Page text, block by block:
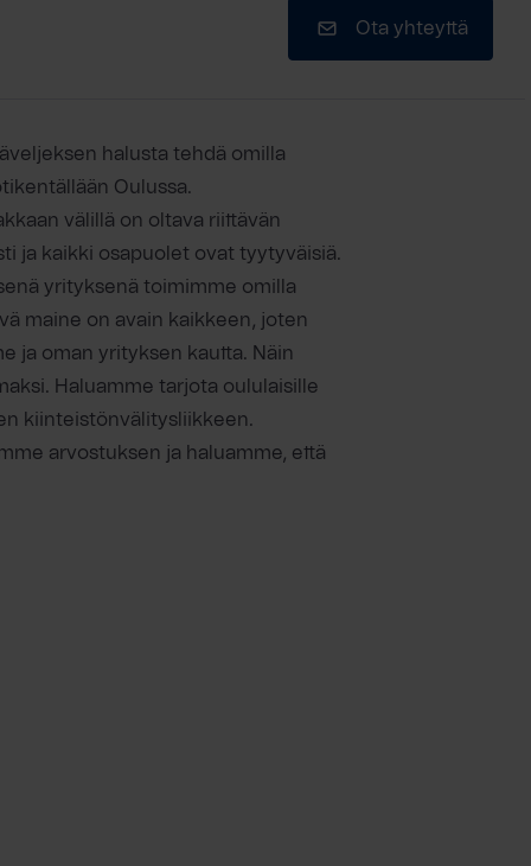
Ota yhteyttä
halusta tehdä omilla
Oulussa.
välillä on oltava riittävän
ja kaikki osapuolet ovat tyytyväisiä.
yrityksenä toimimme omilla
maine on avain kaikkeen, joten
ja oman yrityksen kautta. Näin
Haluamme tarjota oululaisille
kiinteistönvälitysliikkeen.
arvostuksen ja haluamme, että